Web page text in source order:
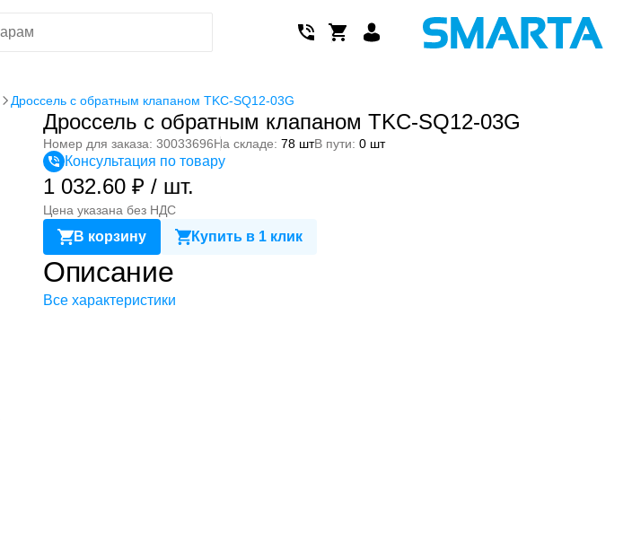
Дроссель с обратным клапаном TKC-SQ12-03G
Дроссель с обратным клапаном TKC-SQ12-03G
Номер для заказа: 30033696На складе: 78 штВ пути: 0 шт
Консультация по товару
1 032.60 ₽ / шт.
Цена указана без НДС
В корзину Купить в 1 клик
Описание
Все характеристики